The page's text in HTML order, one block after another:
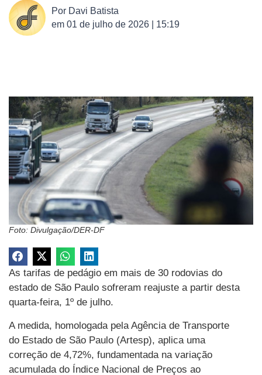
Por Davi Batista
em 01 de julho de 2026 | 15:19
Foto: Divulgação/DER-DF
As tarifas de pedágio em mais de 30 rodovias do
estado de São Paulo sofreram reajuste a partir desta
quarta-feira, 1º de julho.
A medida, homologada pela Agência de Transporte
do Estado de São Paulo (Artesp), aplica uma
correção de 4,72%, fundamentada na variação
acumulada do Índice Nacional de Preços ao